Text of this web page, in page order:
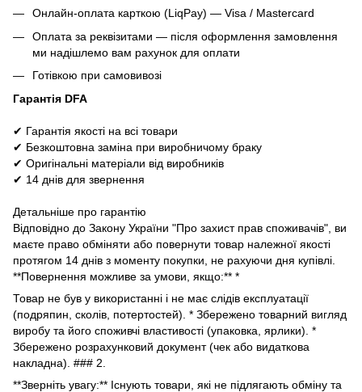
Онлайн-оплата карткою (LiqPay) — Visa / Mastercard
Оплата за реквізитами — після оформлення замовлення
ми надішлемо вам рахунок для оплати
Готівкою при самовивозі
Гарантія DFA
✔ Гарантія якості на всі товари
✔ Безкоштовна заміна при виробничому браку
✔ Оригінальні матеріали від виробників
✔ 14 днів для звернення
Детальніше про гарантію
Відповідно до Закону України "Про захист прав споживачів", ви
маєте право обміняти або повернути товар належної якості
протягом 14 днів з моменту покупки, не рахуючи дня купівлі.
**Повернення можливе за умови, якщо:** *
Товар не був у використанні і не має слідів експлуатації
(подряпин, сколів, потертостей). * Збережено товарний вигляд
виробу та його споживчі властивості (упаковка, ярлики). *
Збережено розрахунковий документ (чек або видаткова
накладна). ### 2.
**Зверніть увагу:** Існують товари, які не підлягають обміну та